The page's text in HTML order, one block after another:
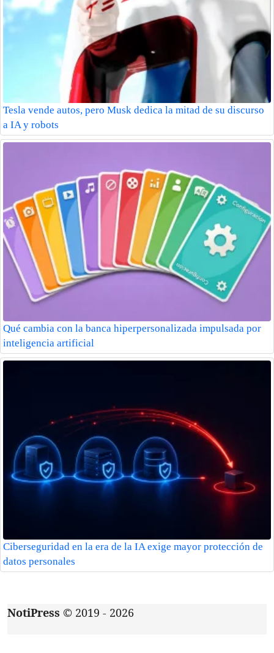
Tesla vende autos, pero Musk dedica la mitad de su discurso
a IA y robots
Qué cambia con la banca hiperpersonalizada impulsada por
inteligencia artificial
Ciberseguridad en la era de la IA exige mayor protección de
datos personales
NotiPress © 2019 - 2026